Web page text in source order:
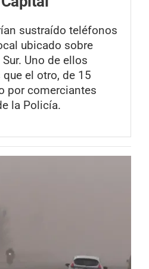
sustraído teléfonos
ubicado sobre
Uno de ellos
el otro, de 15
por comerciantes
la Policía.